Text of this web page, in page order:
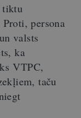
tiktu
persona
valsts
ka
VTPC,
taču